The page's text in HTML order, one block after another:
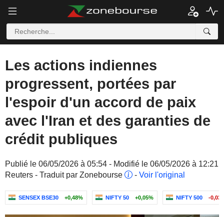
Les actions indiennes
progressent, portées par
l'espoir d'un accord de paix
avec l'Iran et des garanties de
crédit publiques
Publié le 06/05/2026 à 05:54 - Modifié le 06/05/2026 à 12:21
Reuters - Traduit par Zonebourse
- Voir l'original
SENSEX BSE30 +0,48% NIFTY 50 +0,05% NIFTY 500 -